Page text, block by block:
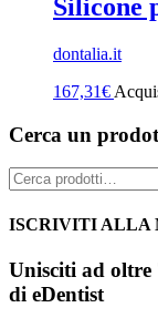
Silicone
dontalia.it
167,31€
Cerca un
Cerca:
ISCRIVITI ALLA
Unisciti ad oltre
di eDentist